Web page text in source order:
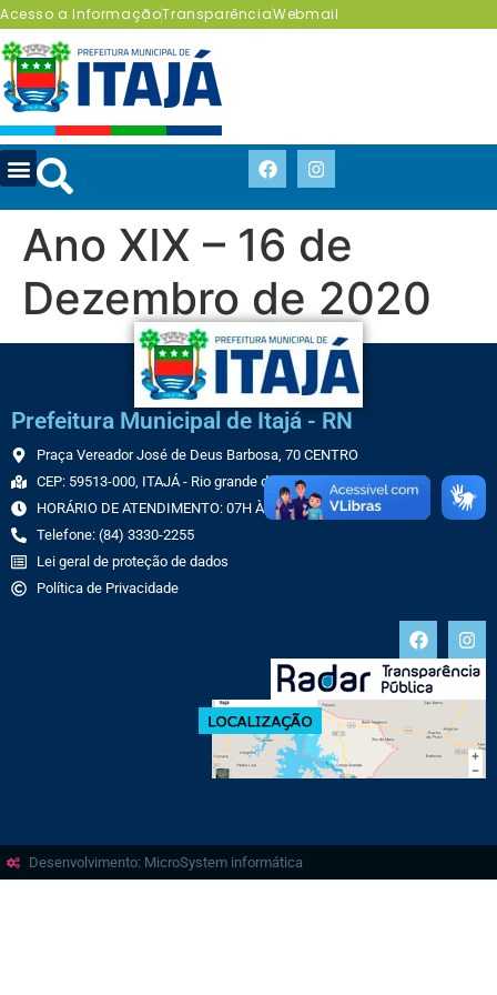
Acesso a InformaçãoTransparênciaWebmail
Ano XIX – 16 de
Dezembro de 2020
Prefeitura Municipal de Itajá - RN
Praça Vereador José de Deus Barbosa, 70 CENTRO
CEP: 59513-000, ITAJÁ - Rio grande do Norte
HORÁRIO DE ATENDIMENTO: 07H ÀS 13H
Telefone: (84) 3330-2255
Lei geral de proteção de dados
Política de Privacidade
Desenvolvimento: MicroSystem informática